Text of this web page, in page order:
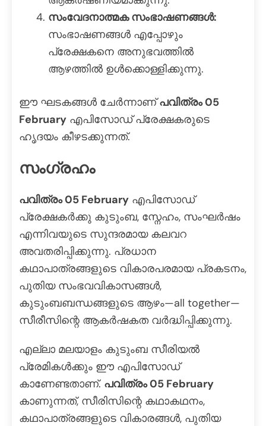
സംവേദനാത്മക സംഭാഷണങ്ങൾ:
സംഭാഷണങ്ങൾ എപ്പോഴും
പ്രേക്ഷകനെ അനുഭവത്തിൽ
ആഴത്തിൽ ഉൾക്കൊള്ളിക്കുന്നു.
ഈ ഘടകങ്ങൾ ചേർന്നാണ്പവിത്രം 05
February എപിസോഡ് പ്രേക്ഷകരുടെ
ഹൃദയം കീഴടക്കുന്നത്.
സംഗ്രഹം
പവിത്രം 05 February എപിസോഡ്
പ്രേക്ഷകർക്കു കുടുംബ, സ്നേഹം, സംഘർഷം
എന്നിവയുടെ സുന്ദരമായ കലവറ
അവതരിപ്പിക്കുന്നു. പ്രധാന
കഥാപാത്രങ്ങളുടെ വികാരപരമായ പ്രകടനം,
പുതിയ സംഭവവികാസങ്ങൾ,
കുടുംബബന്ധങ്ങളുടെ ആഴം—all together—
സീരീസിന്റെ ആകർഷകത വർദ്ധിപ്പിക്കുന്നു.
എല്ലാ മലയാളം കുടുംബ സീരിയൽ
പ്രേമികൾക്കും ഈ എപിസോഡ്
കാണേണ്ടതാണ്. പവിത്രം 05 February
കാണുന്നത്, സീരിസിന്റെ കഥാകഥനം,
കഥാപാത്രങ്ങളുടെ വികാരങ്ങൾ, പുതിയ